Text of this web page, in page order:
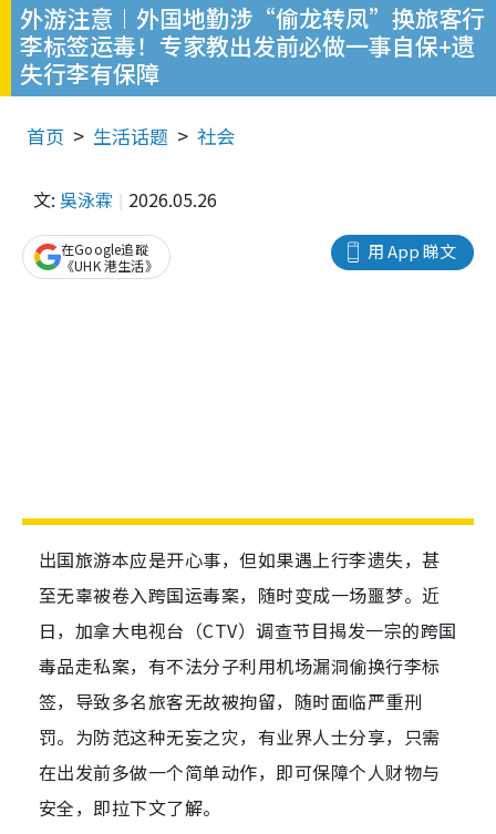
外游注意︱外国地勤涉“偷龙转凤”换旅客行
李标签运毒！专家教出发前必做一事自保+遗
失行李有保障
首页 生活话题 社会
文: 吳泳霖 2026.05.26
用 App 睇文
在Google追蹤
《UHK 港生活》
出国旅游本应是开心事，但如果遇上行李遗失，甚
至无辜被卷入跨国运毒案，随时变成一场噩梦。近
日，加拿大电视台（CTV）调查节目揭发一宗的跨国
毒品走私案，有不法分子利用机场漏洞偷换行李标
签，导致多名旅客无故被拘留，随时面临严重刑
罚。为防范这种无妄之灾，有业界人士分享，只需
在出发前多做一个简单动作，即可保障个人财物与
安全，即拉下文了解。